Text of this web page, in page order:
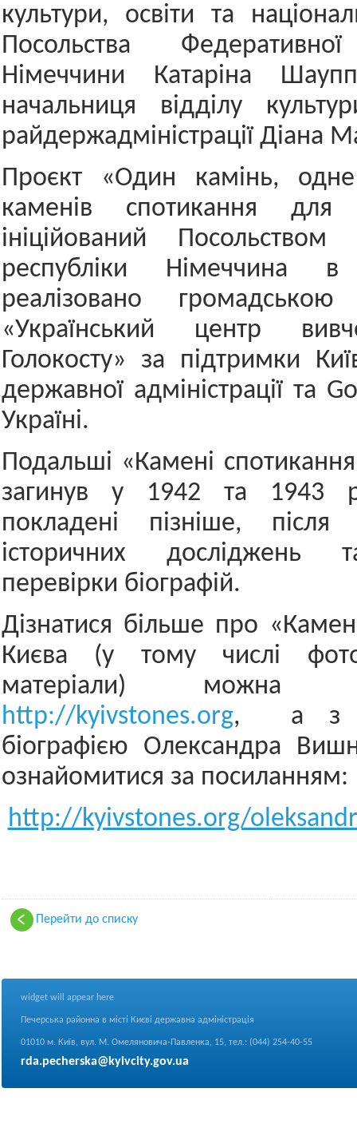
культури, освіти та
Посольства
Німеччини Катаріна
начальниця відділу
райдержадміністрації Діана
Проєкт «Один камінь,
каменів спотикання
ініційований Посольством
республіки Німеччина
реалізовано громадською
«Український центр
Голокосту» за підтримки
державної адміністрації та
Україні.
Подальші «Камені
загинув у 1942 та 1943
покладені пізніше, після
історичних досліджень
перевірки біографій.
Дізнатися більше про
Києва (у тому числі
матеріали) можна
http://kyivstones.org, а з
біографією Олександра
ознайомитися за посиланням:
http://kyivstones.org/
Перейти до списку
widget will appear here
Печерська районна в місті Києві державна адміністрація
01010 м. Київ, вул. М. Омеляновича-Павленка, 15, тел.: (044) 254-40-55
rda.pecherska@kyivcity.gov.ua